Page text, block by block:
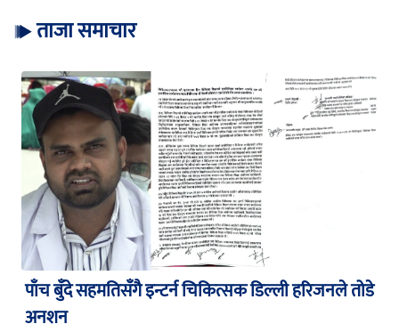
ताजा समाचार
पाँच बुँदे सहमतिसँगै इन्टर्न चिकित्सक डिल्ली हरिजनले तोडे
अनशन